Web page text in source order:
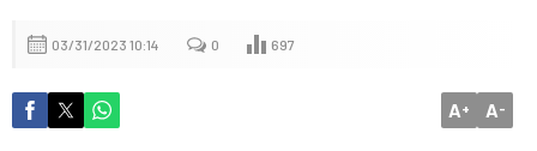
03/31/2023 10:14 0 697
A+ A-